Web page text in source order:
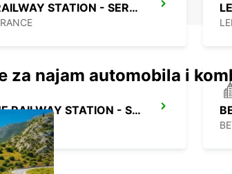
DOUAI RAILWAY STATION - SERVICE POINT
BETHUNE RAILWAY STATION - SERVICE POINT
- FRANCE
za najam automobila i